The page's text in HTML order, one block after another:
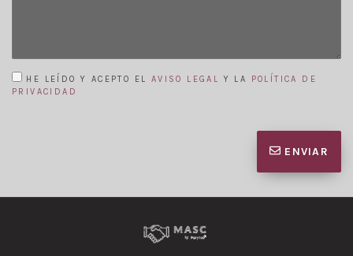
HE LEÍDO Y ACEPTO EL AVISO LEGAL Y LA
POLÍTICA DE
PRIVACIDAD
ENVIAR